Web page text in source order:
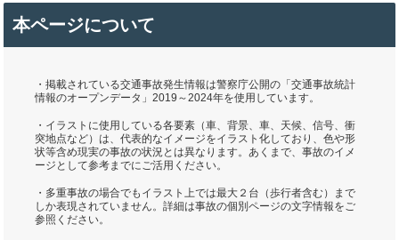
本ページについて
・掲載されている交通事故発生情報は警察庁公開の「交通事故統計
情報のオープンデータ」2019～2024年を使用しています。
・イラストに使用している各要素（車、背景、車、天候、信号、衝
突地点など）は、代表的なイメージをイラスト化しており、色や形
状等含め現実の事故の状況とは異なります。あくまで、事故のイメ
ージとして参考までにご活用ください。
・多重事故の場合でもイラスト上では最大２台（歩行者含む）まで
しか表現されていません。詳細は事故の個別ページの文字情報をご
参照ください。